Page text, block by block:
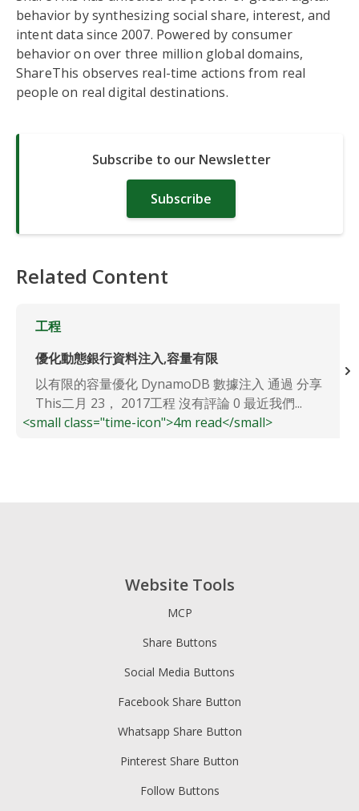
behavior by synthesizing social share, interest, and
intent data since 2007. Powered by consumer
behavior on over three million global domains,
ShareThis observes real-time actions from real
people on real digital destinations.
Subscribe to our Newsletter
Subscribe
Related Content
工程
優化動態銀行資料注入,容量有限
以有限的容量優化 DynamoDB 數據注入 通過 分享
This二月 23， 2017工程 沒有評論 0 最近我們...
<small class="time-icon">4m read</small>
Website Tools
MCP
Share Buttons
Social Media Buttons
Facebook Share Button
Whatsapp Share Button
Pinterest Share Button
Follow Buttons